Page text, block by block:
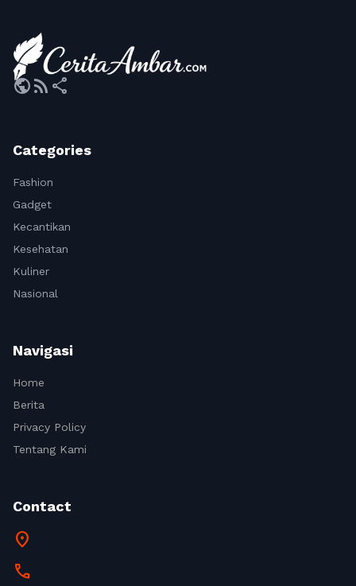
publicrss_feed share
Categories
Fashion
Gadget
Kecantikan
Kesehatan
Kuliner
Nasional
Navigasi
Home
Berita
Privacy Policy
Tentang Kami
Contact
location_on
call